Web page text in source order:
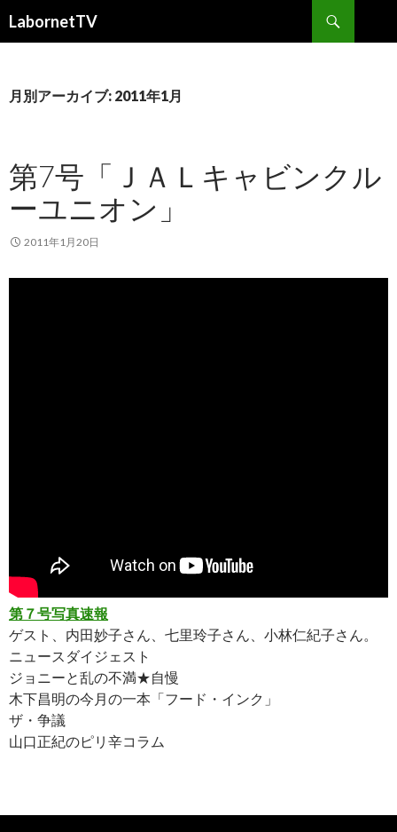
LabornetTV
索
ン
動
月別アーカイブ: 2011年1月
第7号「ＪＡＬキャビンクル
ーユニオン」
2011年1月20日
第７号写真速報
ゲスト、内田妙子さん、七里玲子さん、小林仁紀子さん。
ニュースダイジェスト
ジョニーと乱の不満★自慢
木下昌明の今月の一本「フード・インク」
ザ・争議
山口正紀のピリ辛コラム